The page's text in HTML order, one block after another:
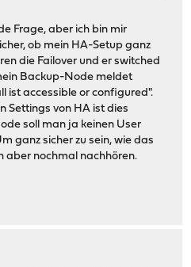
Frage, aber ich bin mir
ob mein HA-Setup ganz
die Failover und er switched
Backup-Node meldet
ist accessible or configured".
Settings von HA ist dies
soll man ja keinen User
ganz sicher zu sein, wie das
aber nochmal nachhören.